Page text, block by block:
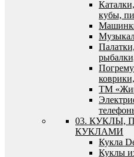
кубы,
ТМ
03. КУКЛЫ,
КУКЛАМИ
Кукла
Куклы